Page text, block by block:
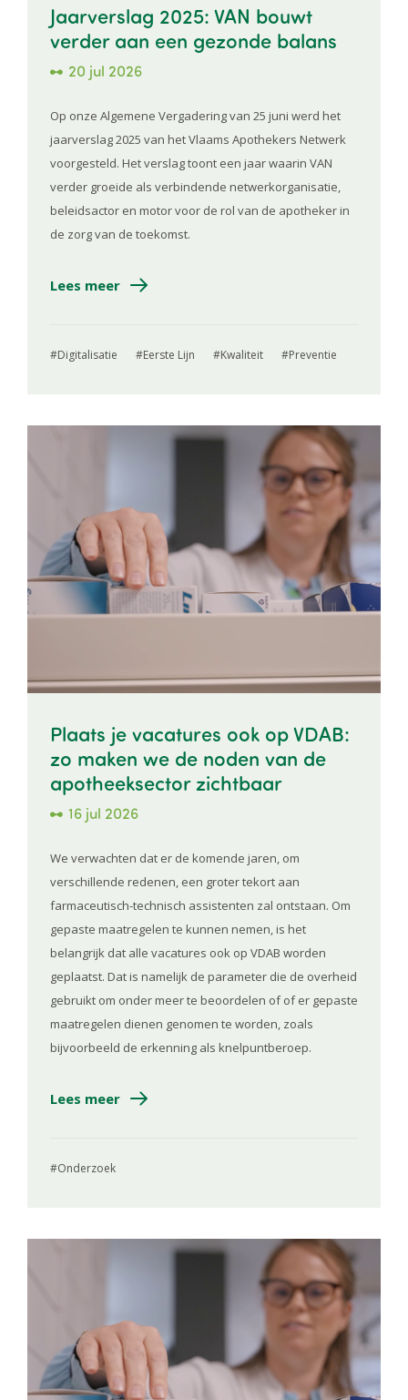
Jaarverslag 2025: VAN bouwt
verder aan een gezonde balans
20 jul 2026
Op onze Algemene Vergadering van 25 juni werd het
jaarverslag 2025 van het Vlaams Apothekers Netwerk
voorgesteld. Het verslag toont een jaar waarin VAN
verder groeide als verbindende netwerkorganisatie,
beleidsactor en motor voor de rol van de apotheker in
de zorg van de toekomst.
Lees meer
Digitalisatie Eerste Lijn Kwaliteit Preventie
Plaats je vacatures ook op VDAB:
zo maken we de noden van de
apotheeksector zichtbaar
16 jul 2026
We verwachten dat er de komende jaren, om
verschillende redenen, een groter tekort aan
farmaceutisch-technisch assistenten zal ontstaan. Om
gepaste maatregelen te kunnen nemen, is het
belangrijk dat alle vacatures ook op VDAB worden
geplaatst. Dat is namelijk de parameter die de overheid
gebruikt om onder meer te beoordelen of of er gepaste
maatregelen dienen genomen te worden, zoals
bijvoorbeeld de erkenning als knelpuntberoep.
Lees meer
Onderzoek